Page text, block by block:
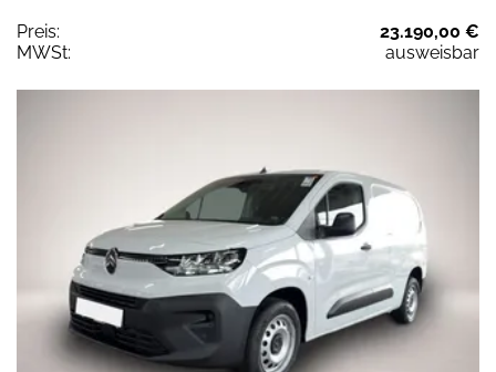
Preis:
23.190,00 €
MWSt:
ausweisbar